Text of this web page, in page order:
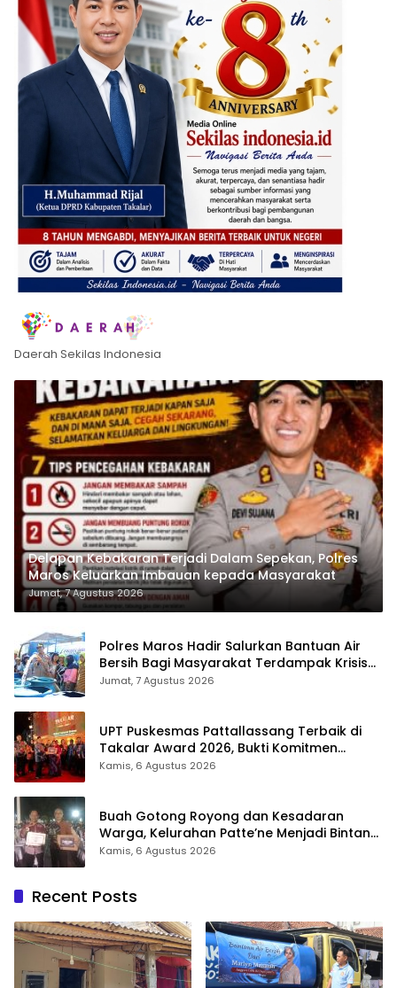
Daerah Sekilas Indonesia
Delapan Kebakaran Terjadi Dalam Sepekan, Polres
Maros Keluarkan Imbauan kepada Masyarakat
Jumat, 7 Agustus 2026
Polres Maros Hadir Salurkan Bantuan Air
Bersih Bagi Masyarakat Terdampak Krisis
Air Bersih Di Maros
Jumat, 7 Agustus 2026
UPT Puskesmas Pattallassang Terbaik di
Takalar Award 2026, Bukti Komitmen
Hadirkan Pelayanan Kesehatan Berkualitas
Kamis, 6 Agustus 2026
Buah Gotong Royong dan Kesadaran
Warga, Kelurahan Patte’ne Menjadi Bintang
Takalar Award 2026
Kamis, 6 Agustus 2026
Recent Posts